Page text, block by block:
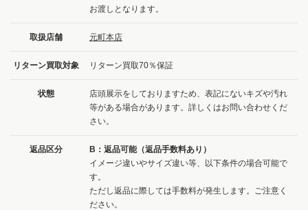
お渡しとなります。
取扱店舗 元町本店
リターン買取対象 リターン買取70％保証
状態
店頭展示をしておりますため、表記にないキズや汚れ
等がある場合があります。詳しくはお問い合わせくだ
さい。
返品区分
B：返品可能（返品手数料あり）
イメージ違いやサイズ違い等、以下条件の場合可能で
す。
ただし返品に際しては手数料が発生します。ご注意く
ださい。